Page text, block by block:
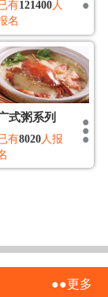
有121400人
名
式粥系列
有8020人报
●●更多